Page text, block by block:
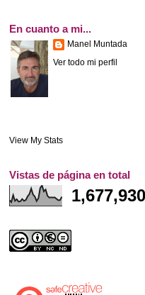
En cuanto a mi...
Manel Muntada
Ver todo mi perfil
View My Stats
Vistas de página en total
1,677,930